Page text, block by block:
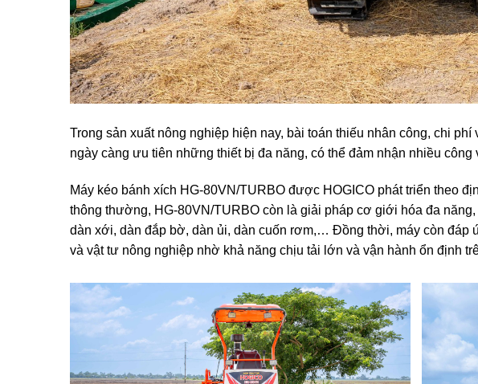
Trong sản xuất nông nghiệp hiện nay, bài toán thiếu nhân công, chi
ngày càng ưu tiên những thiết bị đa năng, có thể đảm nhận nhiều công
Máy kéo bánh xích HG-80VN/TURBO được HOGICO phát triển theo
thông thường, HG-80VN/TURBO còn là giải pháp cơ giới hóa đa
dàn xới, dàn đắp bờ, dàn ủi, dàn cuốn rơm,… Đồng thời, máy còn đáp
và vật tư nông nghiệp nhờ khả năng chịu tải lớn và vận hành ổn định